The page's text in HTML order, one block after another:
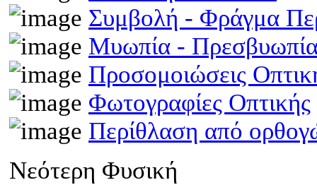
Συμβολή - Φράγμα
Μυωπία -
Προσομοιώσεις
Φωτογραφίες Οπτικής
Περίθλαση από
Νεότερη Φυσική